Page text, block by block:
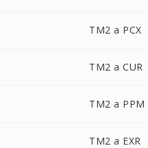
TM2 a PCX
TM2 a CUR
TM2 a PPM
TM2 a EXR